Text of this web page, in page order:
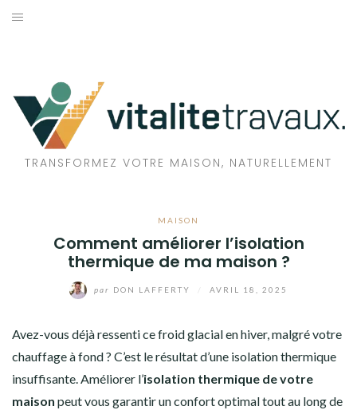
Aller
TRANSFORMEZ VOTRE MAISON, NATURELLEMENT
MAISON
Comment améliorer l’isolation
thermique de ma maison ?
par DON LAFFERTY AVRIL 18, 2025
Avez-vous déjà ressenti ce froid glacial en hiver, malgré votre
chauffage à fond ? C’est le résultat d’une isolation thermique
insuffisante. Améliorer l’isolation thermique de votre
maison peut vous garantir un confort optimal tout au long de
ÉCOLOGIE
BIEN-ÊTRE